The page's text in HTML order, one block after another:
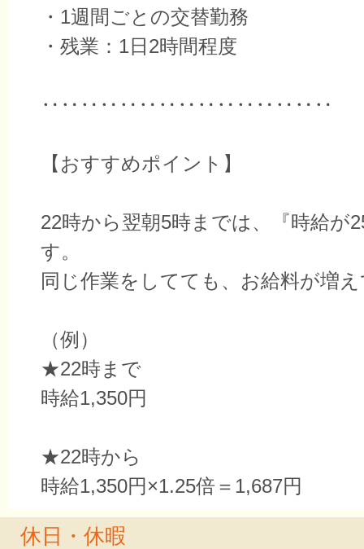
・1週間ごとの交替勤務
・残業：1日2時間程度
‥‥‥‥‥‥‥‥‥‥‥‥‥‥‥
【おすすめポイント】
22時から翌朝5時までは、『時給が
す。
同じ作業をしてても、お給料が増
（例）
★22時まで
時給1,350円
★22時から
時給1,350円×1.25倍＝1,687円
休日・休暇